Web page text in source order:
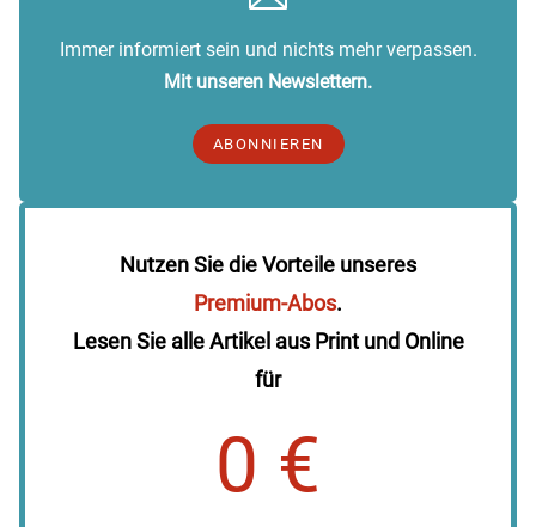
Immer informiert sein und nichts mehr verpassen.
Mit unseren Newslettern.
ABONNIEREN
Nutzen Sie die Vorteile unseres
Premium-Abos.
Lesen Sie alle Artikel aus Print und Online
für
0 €